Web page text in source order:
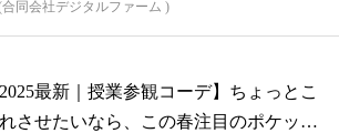
合同会社デジタルファーム )
2025最新｜授業参観コーデ】ちょっとこ
させたいなら、この春注目のポケッ